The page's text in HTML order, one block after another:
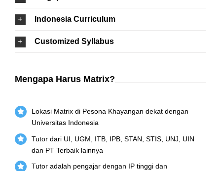
Indonesia Curriculum
Customized Syllabus
Mengapa Harus Matrix?
Lokasi Matrix di Pesona Khayangan dekat dengan
Universitas Indonesia
Tutor dari UI, UGM, ITB, IPB, STAN, STIS, UNJ, UIN
dan PT Terbaik lainnya
Tutor adalah pengajar dengan IP tinggi dan